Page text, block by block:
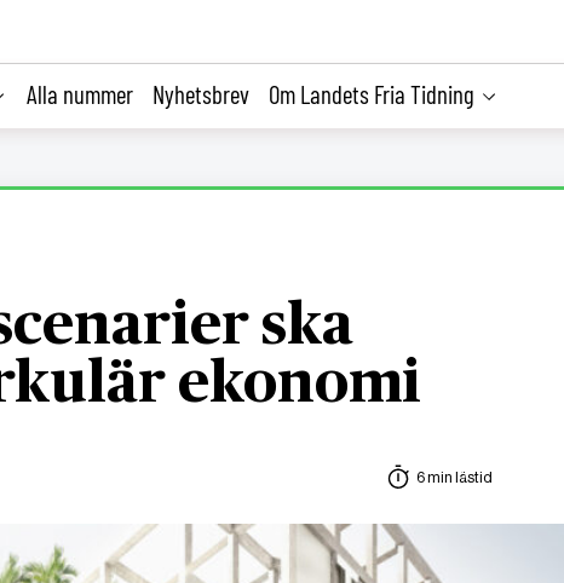
Alla nummer Nyhetsbrev Om Landets Fria Tidning
ska
ekonomi
6 min lästid